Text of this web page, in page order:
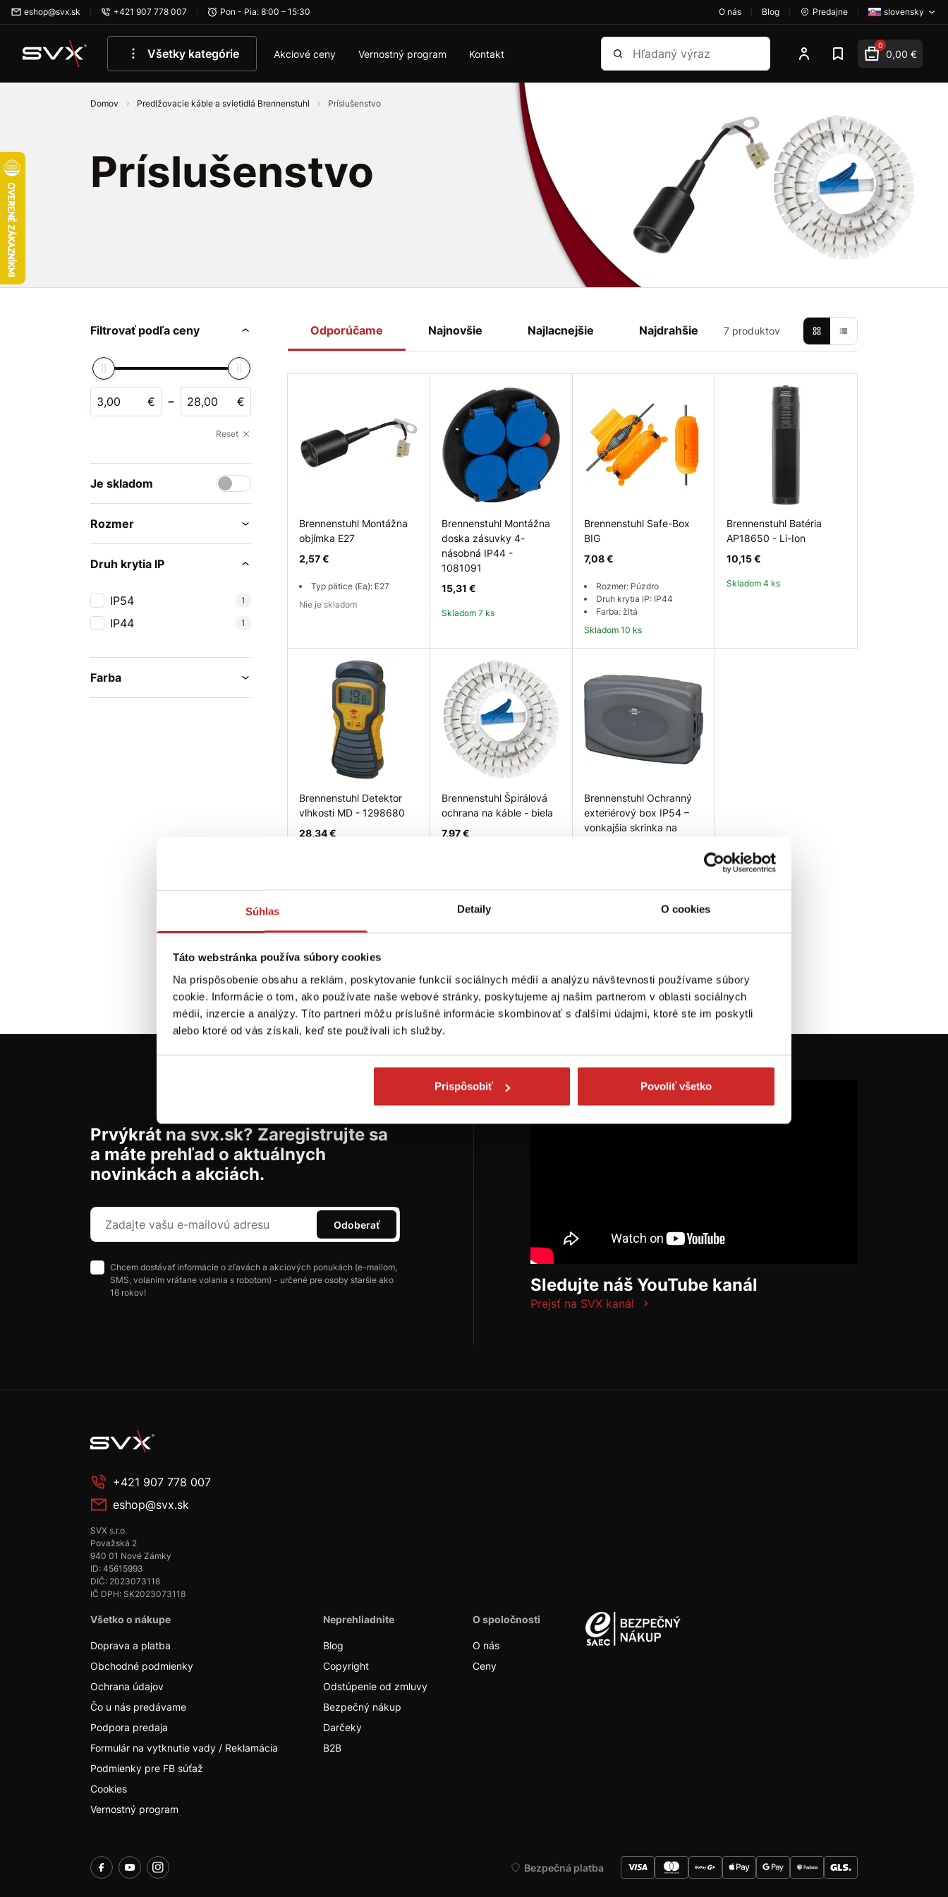
Súhlas Detaily O cookies
Táto webstránka používa súbory cookies
Na prispôsobenie obsahu a reklám, poskytovanie funkcií sociálnych médií a analýzu návštevnosti používame súbory
cookie. Informácie o tom, ako používate naše webové stránky, poskytujeme aj našim partnerom v oblasti sociálnych
médií, inzercie a analýzy. Títo partneri môžu príslušné informácie skombinovať s ďalšími údajmi, ktoré ste im poskytli
alebo ktoré od vás získali, keď ste používali ich služby.
Prispôsobiť Povoliť všetko
Preskočiť na hlavný obsah
eshop@svx.sk +421 907 778 007 Pon - Pia: 8:00 – 15:30 O nás Blog Predajne slovensky
Všetky kategórie Akciové ceny Vernostný program Kontakt
Vyhľadať 0
0,00 €
Domov Predlžovacie káble a svietidlá Brennenstuhl Príslušenstvo
Príslušenstvo
Filtrovať podľa ceny
€ - €
Reset
Je skladom
Rozmer
Druh krytia IP
IP54 1
IP44 1
Farba
Odporúčame Najnovšie Najlacnejšie Najdrahšie 7 produktov
Brennenstuhl Montážna
objímka E27
2,57 €
Typ pätice (Ea): E27
Nie je skladom
Dopytovať dostupnosť
Brennenstuhl Montážna
doska zásuvky 4-
násobná IP44 -
1081091
15,31 €
Skladom 7 ks
Do košíka
Brennenstuhl Safe-Box
BIG
7,08 €
Rozmer: Púzdro
Druh krytia IP: IP44
Farba: žltá
Skladom 10 ks
Brennenstuhl Batéria
AP18650 - Li-Ion
10,15 €
Skladom 4 ks
Brennenstuhl Detektor
vlhkosti MD - 1298680
28,34 €
Brennenstuhl Špirálová
ochrana na káble - biela
7,97 €
Nie je skladom
Brennenstuhl Ochranný
exteriérový box IP54 –
vonkajšia skrinka na
Druh krytia IP: IP54
Prvýkrát na svx.sk? Zaregistrujte sa
a máte prehľad o aktuálnych
novinkách a akciách.
Odoberať
Chcem dostávať informácie o zľavách a akciových ponukách (e-mailom,
SMS, volaním vrátane volania s robotom) - určené pre osoby staršie ako
16 rokov!
Sledujte náš YouTube kanál
Prejsť na SVX kanál
+421 907 778 007
eshop@svx.sk
SVX s.r.o.
Považská 2
940 01 Nové Zámky
ID: 45615993
DIČ: 2023073118
IČ DPH: SK2023073118
Všetko o nákupe
Doprava a platba
Obchodné podmienky
Ochrana údajov
Čo u nás predávame
Podpora predaja
Formulár na vytknutie vady / Reklamácia
Podmienky pre FB súťaž
Cookies
Vernostný program
Neprehliadnite
Blog
Copyright
Odstúpenie od zmluvy
Bezpečný nákup
Darčeky
B2B
O spoločnosti
O nás
Ceny
Bezpečná platba